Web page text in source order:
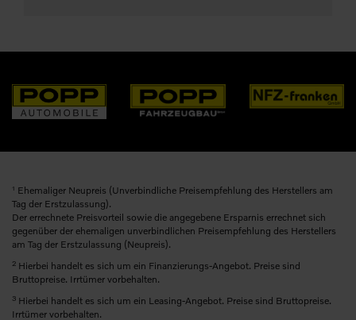
1 Ehemaliger Neupreis (Unverbindliche Preisempfehlung des Herstellers am
Tag der Erstzulassung).
Der errechnete Preisvorteil sowie die angegebene Ersparnis errechnet sich
gegenüber der ehemaligen unverbindlichen Preisempfehlung des Herstellers
am Tag der Erstzulassung (Neupreis).
2 Hierbei handelt es sich um ein Finanzierungs-Angebot. Preise sind
Bruttopreise. Irrtümer vorbehalten.
3 Hierbei handelt es sich um ein Leasing-Angebot. Preise sind Bruttopreise.
Irrtümer vorbehalten.